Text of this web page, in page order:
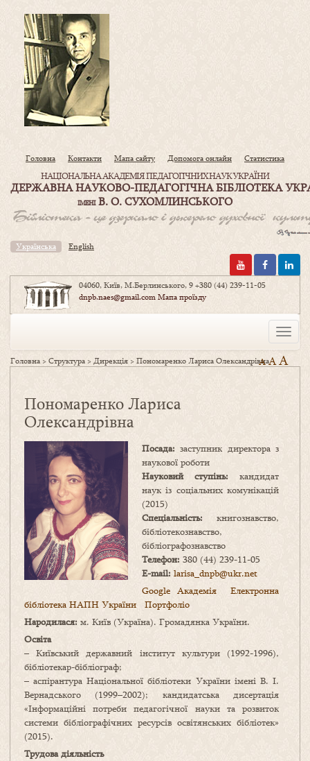
Головна Контакти Мапа сайту Допомога онлайн Статистика
НАЦІОНАЛЬНА АКАДЕМІЯ ПЕДАГОГІЧНИХ НАУК УКРАЇНИ
ДЕРЖАВНА НАУКОВО-ПЕДАГОГІЧНА БІБЛІОТЕКА
ІМЕНІВ. О. СУХОМЛИНСЬКОГО
Українська English
04060, Київ, М.Берлинського, 9+380 (44) 239-11-05
dnpb.naes@gmail.comМапа проїзду
Toggle
Головна >Структура >Дирекція >Пономаренко Лариса Олександрівна
A AA
Пономаренко Лариса
Олександрівна
Посада: заступник директора з
наукової роботи
Науковий ступінь: кандидат
наук із соціальних комунікацій
(2015)
Спеціальність: книгознавство,
бібліотекознавство,
бібліографознавство
Телефон: 380 (44) 239-11-05
E-mail: larisa_dnpb@ukr.net
Google Академія
Електронна
бібліотека НАПН України
Портфоліо
Народилася: м. Київ (Україна). Громадянка України.
Освіта
– Київський державний інститут культури (1992-1996),
бібліотекар-бібліограф;
– аспірантура Національної бібліотеки України імені В. І.
Вернадського (1999–2002); кандидатська дисертація
«Інформаційні потреби педагогічної науки та розвиток
системи бібліографічних ресурсів освітянських бібліотек»
(2015).
Трудова діяльність